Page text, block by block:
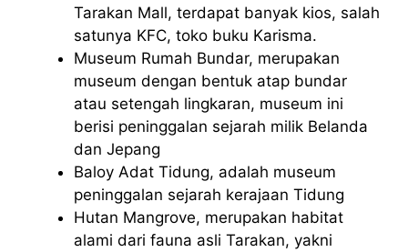
Tarakan Mall, terdapat banyak kios, salah
satunya KFC, toko buku Karisma.
Museum Rumah Bundar, merupakan
museum dengan bentuk atap bundar
atau setengah lingkaran, museum ini
berisi peninggalan sejarah milik Belanda
dan Jepang
Baloy Adat Tidung, adalah museum
peninggalan sejarah kerajaan Tidung
Hutan Mangrove, merupakan habitat
alami dari fauna asli Tarakan, yakni